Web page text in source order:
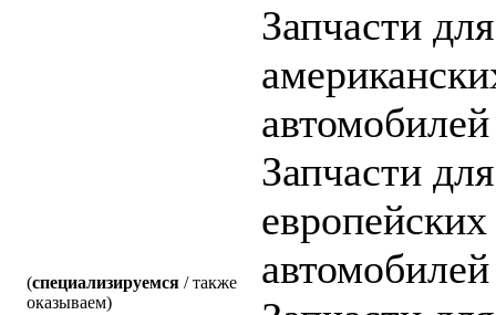
(специализируемся / также
оказываем)
Запчасти для
автомобилей
Запчасти для
европейских
автомобилей